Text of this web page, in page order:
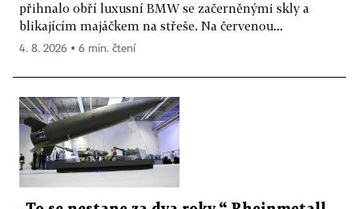
přihnalo obří luxusní BMW se začerněnými skly a
blikajícím majáčkem na střeše. Na červenou...
4. 8. 2026 ▪ 6 min. čtení